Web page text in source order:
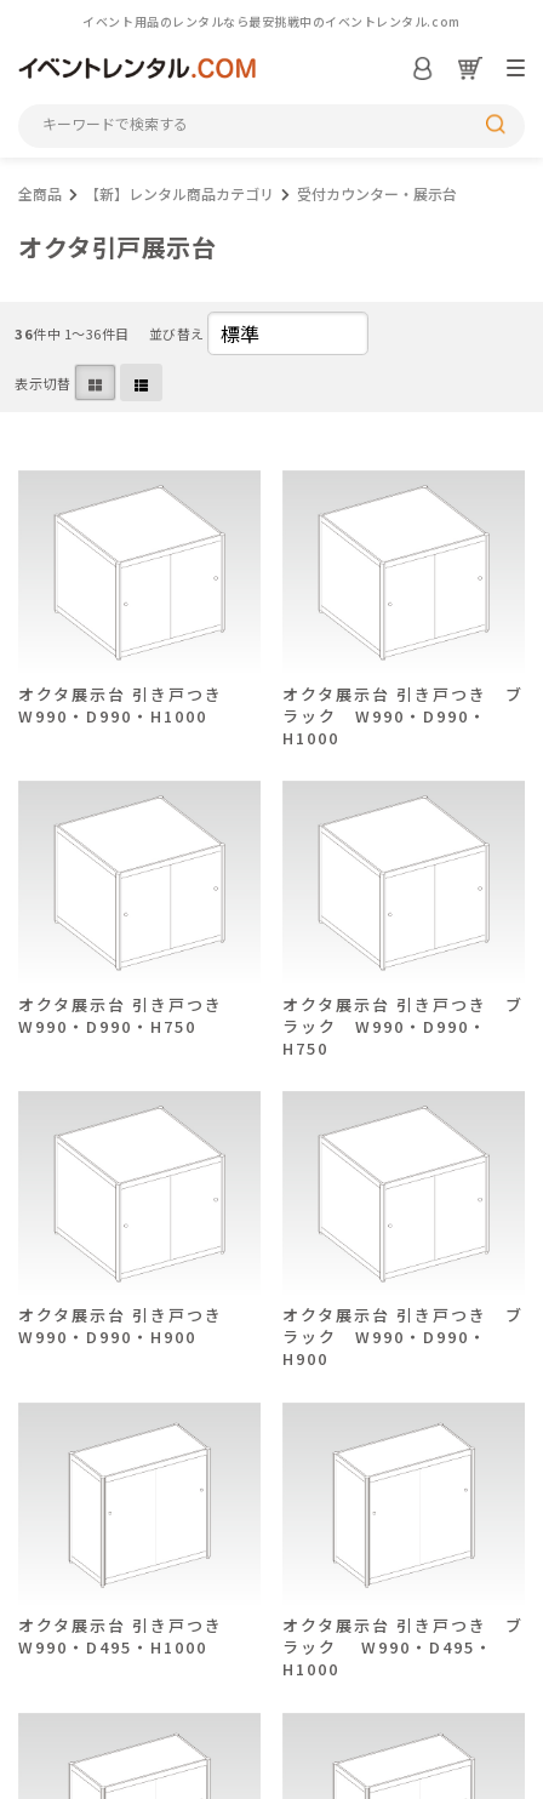
イベント用品のレンタルなら最安挑戦中のイベントレンタル.com
ログイン／会員登録
初めての方へ
お支払いについて
よくあるご質問
全商品 【新】レンタル商品カテゴリ 受付カウンター・展示台
オクタ引戸展示台
36件中 1〜36件目 並び替え
表示切替
オクタ展示台 引き戸つき
W990・D990・H1000
オクタ展示台 引き戸つき ブ
ラック W990・D990・
H1000
オクタ展示台 引き戸つき
W990・D990・H750
オクタ展示台 引き戸つき ブ
ラック W990・D990・
H750
オクタ展示台 引き戸つき
W990・D990・H900
オクタ展示台 引き戸つき ブ
ラック W990・D990・
H900
オクタ展示台 引き戸つき
W990・D495・H1000
オクタ展示台 引き戸つき ブ
ラック W990・D495・
H1000